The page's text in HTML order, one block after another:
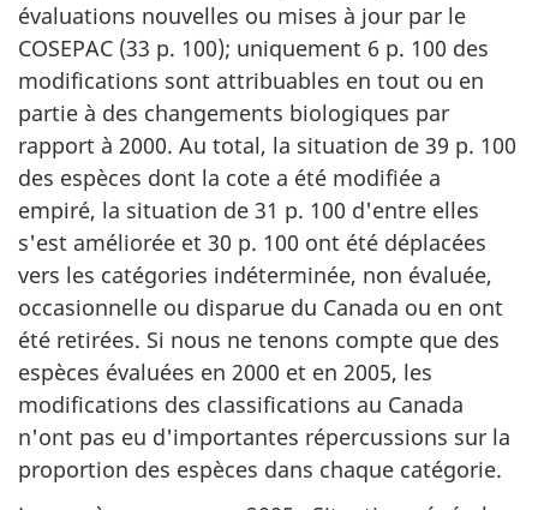
évaluations nouvelles ou mises à jour par le
COSEPAC (33 p. 100); uniquement 6 p. 100 des
modifications sont attribuables en tout ou en
partie à des changements biologiques par
rapport à 2000. Au total, la situation de 39 p. 100
des espèces dont la cote a été modifiée a
empiré, la situation de 31 p. 100 d'entre elles
s'est améliorée et 30 p. 100 ont été déplacées
vers les catégories indéterminée, non évaluée,
occasionnelle ou disparue du Canada ou en ont
été retirées. Si nous ne tenons compte que des
espèces évaluées en 2000 et en 2005, les
modifications des classifications au Canada
n'ont pas eu d'importantes répercussions sur la
proportion des espèces dans chaque catégorie.